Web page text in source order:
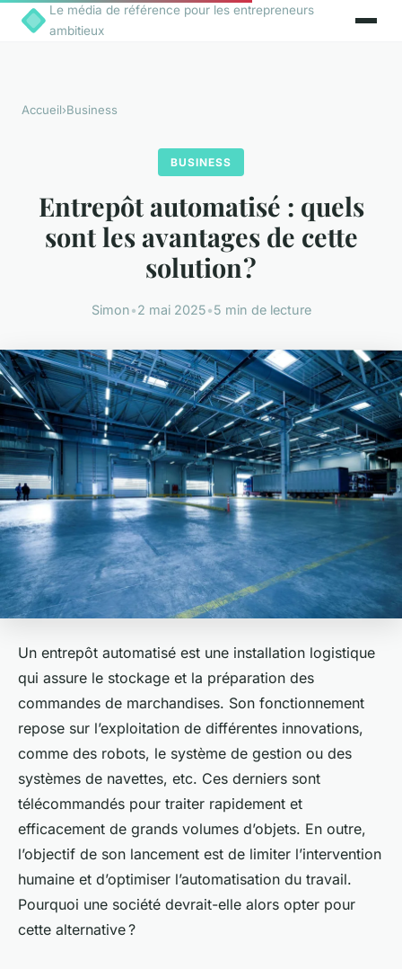
Le média de référence pour les entrepreneurs
ambitieux
Accueil›Business
BUSINESS
Entrepôt automatisé : quels
sont les avantages de cette
solution ?
Simon•2 mai 2025•5 min de lecture
Un entrepôt automatisé est une installation logistique
qui assure le stockage et la préparation des
commandes de marchandises. Son fonctionnement
repose sur l’exploitation de différentes innovations,
comme des robots, le système de gestion ou des
systèmes de navettes, etc. Ces derniers sont
télécommandés pour traiter rapidement et
efficacement de grands volumes d’objets. En outre,
l’objectif de son lancement est de limiter l’intervention
humaine et d’optimiser l’automatisation du travail.
Pourquoi une société devrait-elle alors opter pour
cette alternative ?